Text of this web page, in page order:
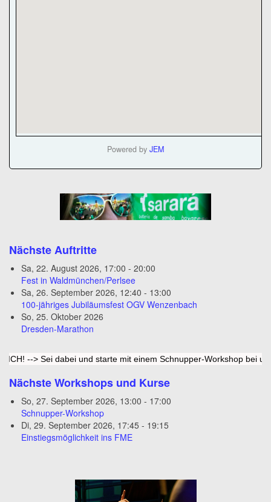
Powered by JEM
Nächste Auftritte
Sa, 22. August 2026, 17:00 - 20:00
Fest in Waldmünchen/Perlsee
Sa, 26. September 2026, 12:40 - 13:00
100-jähriges Jubiläumsfest OGV Wenzenbach
So, 25. Oktober 2026
Dresden-Marathon
> Sei dabei und starte mit einem Schnupper-Workshop bei uns
Nächste Workshops und Kurse
So, 27. September 2026, 13:00 - 17:00
Schnupper-Workshop
Di, 29. September 2026, 17:45 - 19:15
Einstiegsmöglichkeit ins FME